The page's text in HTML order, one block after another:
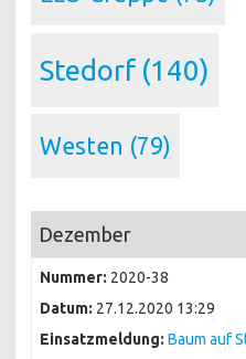
Stedorf (140)
Westen (79)
Dezember
Nummer: 2020-38
Datum: 27.12.2020 13:29
Einsatzmeldung: Baum auf